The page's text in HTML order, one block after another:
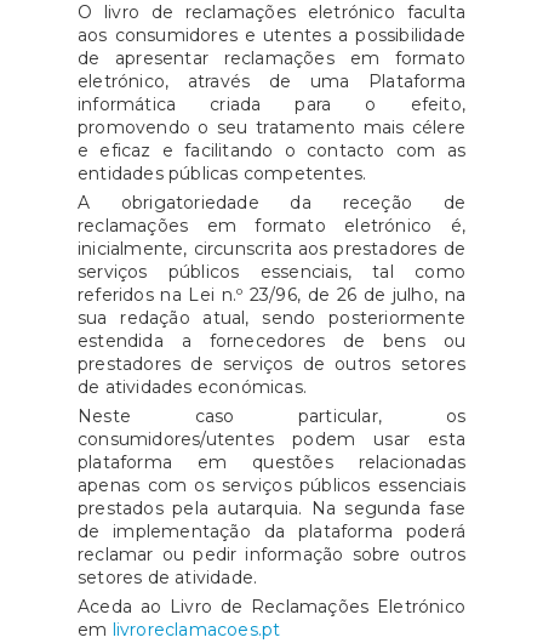
O livro de reclamações eletrónico faculta
aos consumidores e utentes a possibilidade
de apresentar reclamações em formato
eletrónico, através de uma Plataforma
informática criada para o efeito,
promovendo o seu tratamento mais célere
e eficaz e facilitando o contacto com as
entidades públicas competentes.
A obrigatoriedade da receção de
reclamações em formato eletrónico é,
inicialmente, circunscrita aos prestadores de
serviços públicos essenciais, tal como
referidos na Lei n.º 23/96, de 26 de julho, na
sua redação atual, sendo posteriormente
estendida a fornecedores de bens ou
prestadores de serviços de outros setores
de atividades económicas.
Neste caso particular, os
consumidores/utentes podem usar esta
plataforma em questões relacionadas
apenas com os serviços públicos essenciais
prestados pela autarquia. Na segunda fase
de implementação da plataforma poderá
reclamar ou pedir informação sobre outros
setores de atividade.
Aceda ao Livro de Reclamações Eletrónico
em livroreclamacoes.pt